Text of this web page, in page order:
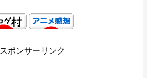
スポンサーリンク